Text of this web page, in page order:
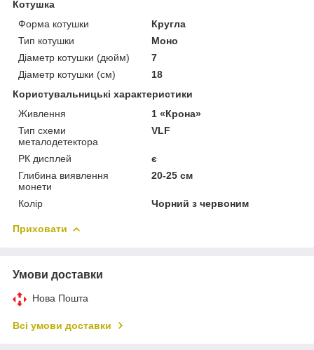
Котушка
Форма котушки
Кругла
Тип котушки
Моно
Діаметр котушки (дюйм)
7
Діаметр котушки (см)
18
Користувальницькі характеристики
Живлення
1 «Крона»
Тип схеми
металодетектора
VLF
РК дисплей
є
Глибина виявлення
монети
20-25 см
Колір Чорний з червоним
Приховати
Умови доставки
Нова Пошта
Всі умови доставки